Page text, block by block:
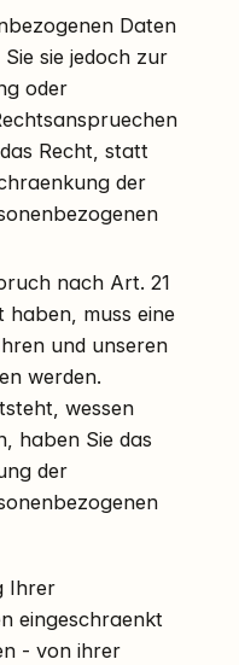
Daten
sie jedoch zur
oder
Recht, statt
der
nach Art. 21
haben, muss eine
und unseren
werden.
wessen
haben Sie das
der
Ihrer
eingeschraenkt
- von ihrer